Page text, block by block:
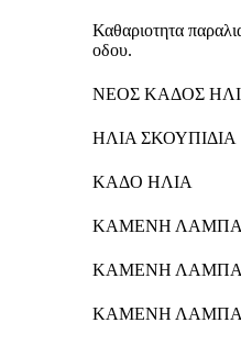
Καθαριοτητα
οδου.
ΝΕΟΣ ΚΑΔΟΣ
ΗΛΙΑ ΣΚΟΥΠΙΔΙΑ
ΚΑΔΟ ΗΛΙΑ
ΚΑΜΕΝΗ ΛΑΜΠΑ
ΚΑΜΕΝΗ ΛΑΜΠΑ
ΚΑΜΕΝΗ ΛΑΜΠΑ